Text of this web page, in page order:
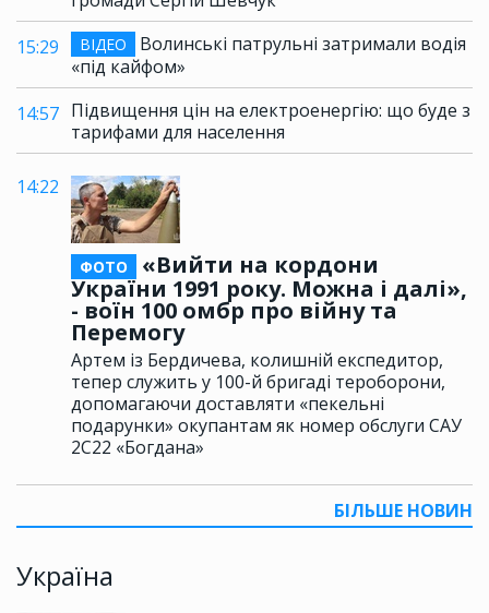
15:29
ВІДЕО
Волинські патрульні затримали водія
«під кайфом»
14:57 Підвищення цін на електроенергію: що буде з
тарифами для населення
14:22
ФОТО
«Вийти на кордони
України 1991 року. Можна і далі»,
- воїн 100 омбр про війну та
Перемогу
Артем із Бердичева, колишній експедитор,
тепер служить у 100-й бригаді тероборони,
допомагаючи доставляти «пекельні
подарунки» окупантам як номер обслуги САУ
2С22 «Богдана»
БІЛЬШЕ НОВИН
Україна